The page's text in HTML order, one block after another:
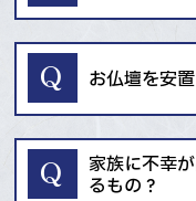
安心のお墓じまい・修
遺品整理
お仏壇を安
家族に不幸
るもの？